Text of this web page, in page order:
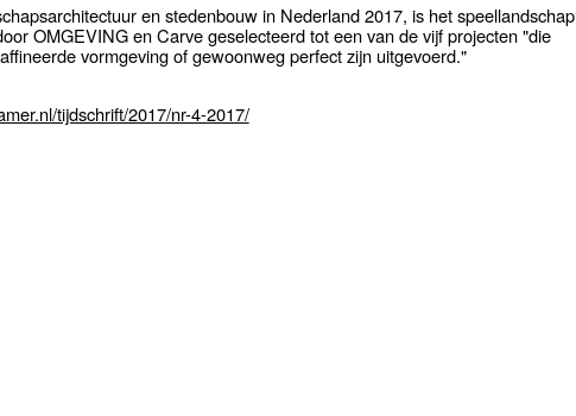
en stedenbouw in Nederland 2017, is het speellandschap
OMGEVING en Carve geselecteerd tot een van de vijf projecten "die
vormgeving of gewoonweg perfect zijn uitgevoerd."
tijdschrift/2017/nr-4-2017/